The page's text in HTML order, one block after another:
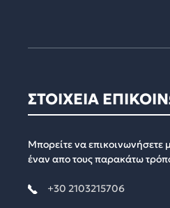
ΣΤΟΙΧΕΙΑ
Μπορείτε να επικοινωνήσετε
έναν απο τους παρακάτω
+30 2103215706